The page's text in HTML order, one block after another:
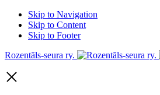
Skip to Navigation
Skip to Content
Skip to Footer
Rozentāls-seura ry.